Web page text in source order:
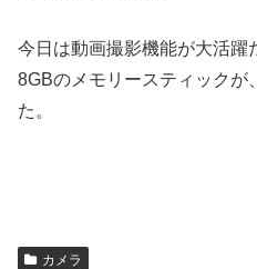
今日は動画撮影機能が大活躍
8GBのメモリースティックが
た。
カメラ